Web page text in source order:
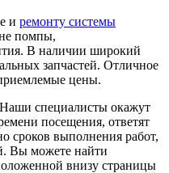
и ремонту системы
помпы,
В наличии широкий
запчастей. Отличное
цены.
специалисты окажут
посещения, ответят
сроков выполнения работ,
Вы можете найти
внизу страницы